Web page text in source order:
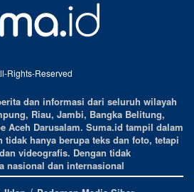
Rights-Reserved
dan informasi dari seluruh wilayah
Riau, Jambi, Bangka Belitung,
Aceh Darusalam. Suma.id tampil dalam
hanya berupa teks dan foto, tetapi
videografis. Dengan tidak
nasional dan internasional